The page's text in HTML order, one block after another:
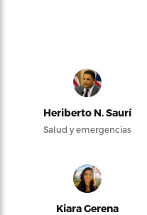
Heriberto N. Saurí
Salud y emergencias
Kiara Gerena